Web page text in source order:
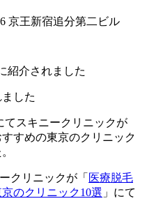
京王新宿追分第二ビル
紹介されました
した
てスキニークリニックが
すめの東京のクリニック
クリニックが「 医療脱毛
のクリニック10選 」にて